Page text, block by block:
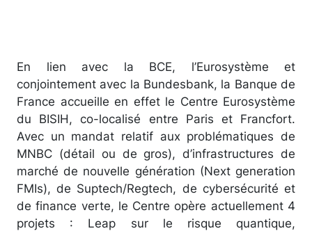
En lien avec la BCE, l’Eurosystème et
conjointement avec la Bundesbank, la Banque de
France accueille en effet le Centre Eurosystème
du BISIH, co-localisé entre Paris et Francfort.
Avec un mandat relatif aux problématiques de
MNBC (détail ou de gros), d’infrastructures de
marché de nouvelle génération (Next generation
FMIs), de Suptech/Regtech, de cybersécurité et
de finance verte, le Centre opère actuellement 4
projets : Leap sur le risque quantique,